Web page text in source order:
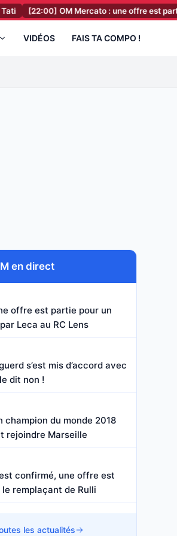
OM Mercato : une offre est partie pour un
VIDÉOS FAIS TA COMPO !
en direct
offre est partie pour un
Leca au RC Lens
s’est mis d’accord avec
dit non !
champion du monde 2018
rejoindre Marseille
confirmé, une offre est
remplaçant de Rulli
départs majeurs bouclés,
les actualités